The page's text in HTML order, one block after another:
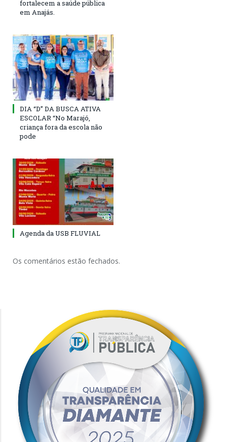
fortalecem a saúde pública
em Anajás.
DIA “D” DA BUSCA ATIVA
ESCOLAR “No Marajó,
criança fora da escola não
pode
Agenda da USB FLUVIAL
Os comentários estão fechados.